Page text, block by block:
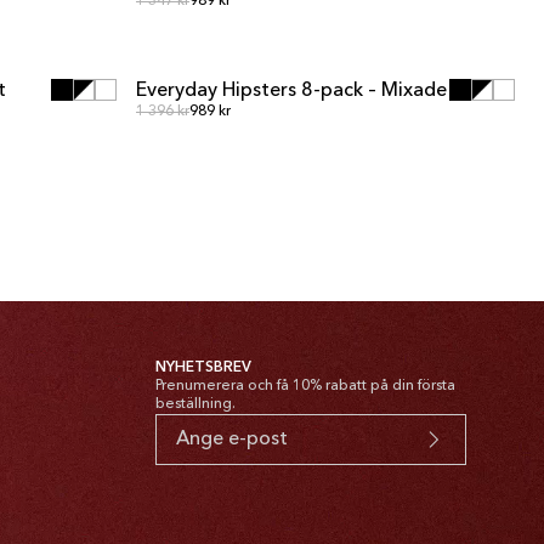
MULTIPACK
Everyday Hipsters 8-pack – Mixade
Ordinarie pris
1 396 krOrdinarie pris
989 kr
NYHETSBREV
Prenumerera och få 10% rabatt på din första
beställning.